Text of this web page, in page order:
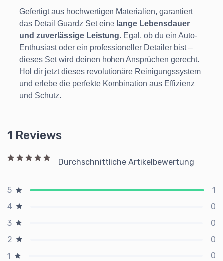
Gefertigt aus hochwertigen Materialien, garantiert
das Detail Guardz Set eine lange Lebensdauer
und zuverlässige Leistung. Egal, ob du ein Auto-
Enthusiast oder ein professioneller Detailer bist –
dieses Set wird deinen hohen Ansprüchen gerecht.
Hol dir jetzt dieses revolutionäre Reinigungssystem
und erlebe die perfekte Kombination aus Effizienz
und Schutz.
1 Reviews
Durchschnittliche Artikelbewertung
5
1
4
0
3
0
2
0
1
0